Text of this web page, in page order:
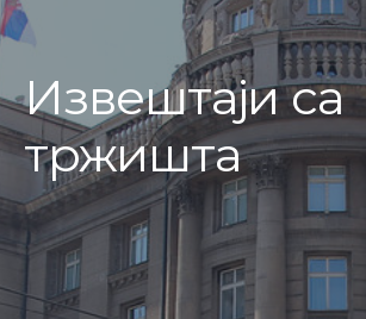
Извештаји са
тржишта